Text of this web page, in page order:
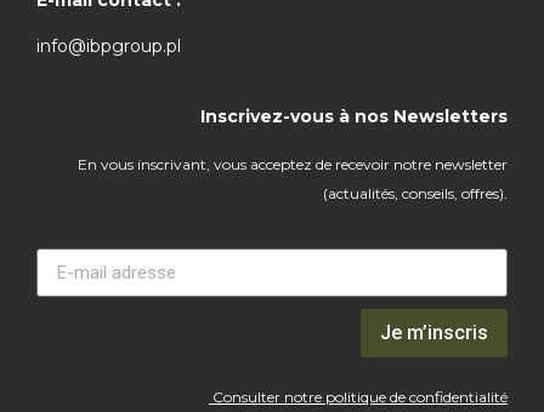
info@ibpgroup.pl
Inscrivez-vous à nos Newsletters
En vous inscrivant, vous acceptez de recevoir notre newsletter
(actualités, conseils, offres).
Je m’inscris
Consulter notre politique de confidentialité